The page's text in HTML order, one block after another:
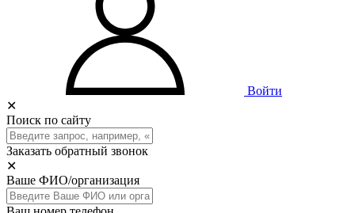
Войти
✕
Поиск по сайту
Заказать обратный звонок
✕
Ваше ФИО/организация